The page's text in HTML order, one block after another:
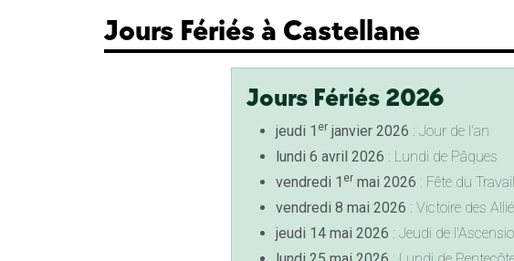
Jours Fériés à Castellane
Jours Fériés 2026
jeudi 1 erjanvier 2026 : Jour de l'an
lundi 6 avril 2026 : Lundi de Pâques
vendredi 1 ermai 2026 : Fête du Travail
vendredi 8 mai 2026 : Victoire des
jeudi 14 mai 2026 : Jeudi de